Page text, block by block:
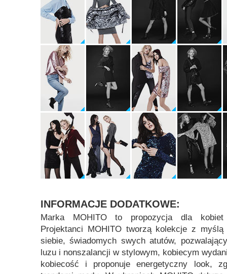
INFORMACJE DODATKOWE:
Marka MOHITO to propozycja dla kobiet
Projektanci MOHITO tworzą kolekcje z
siebie, świadomych swych atutów,
luzu i nonszalancji w stylowym, kobiecym
kobiecość i proponuje energetyczny look,